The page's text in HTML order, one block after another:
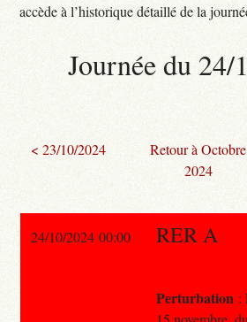
accède à l’historique détaillé de la
Journée du 24/
< 23/10/2024
Retour à Octobre
2024
24/10/2024 00:00 RER A
Perturbation :